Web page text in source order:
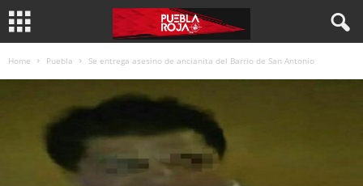
Home Puebla Se entrega asesino de ancianita del Barrio de San Antonio